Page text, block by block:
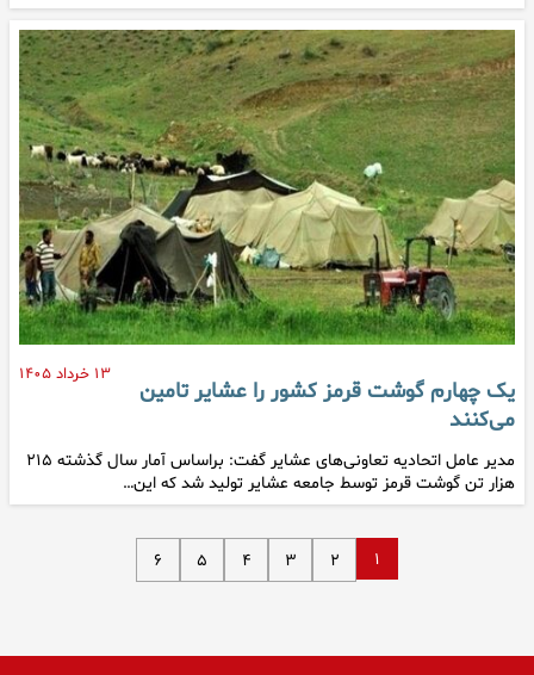
۱۳ خرداد ۱۴۰۵
یک چهارم گوشت قرمز کشور را عشایر تامین
می‌کنند
مدیر عامل اتحادیه تعاونی‌های عشایر گفت: براساس آمار سال گذشته ۲۱۵
هزار تن گوشت قرمز توسط جامعه عشایر تولید شد که این…
۱ ۲ ۳ ۴ ۵ ۶